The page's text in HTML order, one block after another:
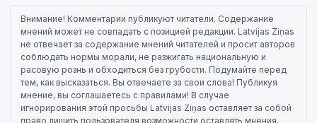
Внимание! Комментарии публикуют читатели. Содержание
мнений может не совпадать с позицией редакции. Latvijas Ziņas
не отвечает за содержание мнений читателей и просит авторов
соблюдать нормы морали, не разжигать национальную и
расовую рознь и обходиться без грубости. Подумайте перед
тем, как высказаться. Вы отвечаете за свои слова! Публикуя
мнение, вы соглашаетесь с правилами! В случае
игнорирования этой просьбы Latvijas Ziņas оставляет за собой
право лишить пользователя возможности оставлять мнения.